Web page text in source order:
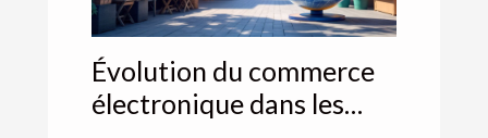
Évolution du commerce
électronique dans les